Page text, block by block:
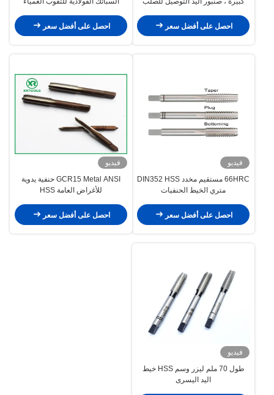
احصل على أفضل سعر
احصل على أفضل سعر
فيديو
66HRC مستقيم مخدد DIN352 HSS
متري الخيط الحنفيات
احصل على أفضل سعر
فيديو
GCR15 Metal ANSI حنفية يدوية
للأغراض العامة HSS
احصل على أفضل سعر
فيديو
طول 70 ملم ليزر وسم HSS خيط
اليد اليسرى